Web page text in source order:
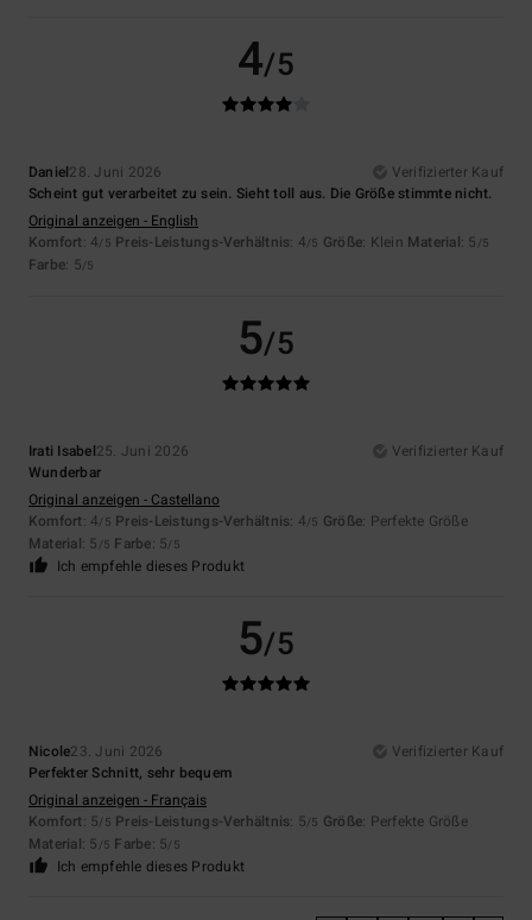
4/5
Daniel28. Juni 2026
Verifizierter Kauf
Scheint gut verarbeitet zu sein. Sieht toll aus. Die Größe stimmte nicht.
Original anzeigen - English
Komfort: 4/5 Preis-Leistungs-Verhältnis: 4/5 Größe: Klein Material: 5 /5
Farbe: 5/5
5/5
Irati Isabel25. Juni 2026
Verifizierter Kauf
Wunderbar
Original anzeigen - Castellano
Komfort: 4/5 Preis-Leistungs-Verhältnis: 4/5 Größe: Perfekte Größe
Material: 5 /5 Farbe: 5/5
Ich empfehle dieses Produkt
5/5
Nicole23. Juni 2026
Verifizierter Kauf
Perfekter Schnitt, sehr bequem
Original anzeigen - Français
Komfort: 5/5 Preis-Leistungs-Verhältnis: 5/5 Größe: Perfekte Größe
Material: 5 /5 Farbe: 5/5
Ich empfehle dieses Produkt